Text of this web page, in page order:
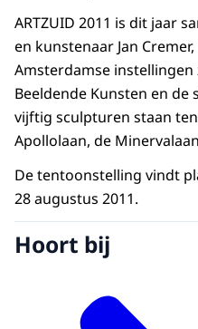
ARTZUID 2011 is dit jaar
en kunstenaar Jan
Amsterdamse instellingen
Beeldende Kunsten en
vijftig sculpturen staan
Apollolaan, de
De tentoonstelling vindt
28 augustus 2011.
Hoort bij